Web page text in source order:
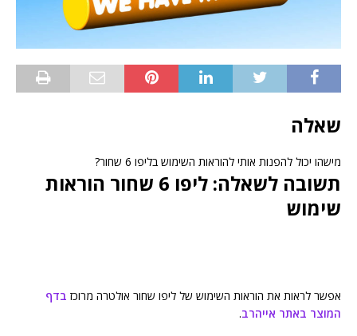
שאלה
מישהו יכול להפנות אותי להוראות השימוש בליפו 6 שחור?
תשובה לשאלה: ליפו 6 שחור הוראות
שימוש
אפשר לראות את הוראות השימוש של ליפו שחור אולטרה מרוכז בדף
המוצר באתר אייהרב.